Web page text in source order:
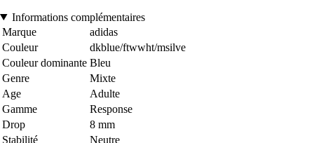
Informations complémentaires
Marque
adidas
Couleur
dkblue/ftwwht/msilve
Couleur dominante Bleu
Genre
Mixte
Age
Adulte
Gamme
Response
Drop
8 mm
Stabilité
Neutre